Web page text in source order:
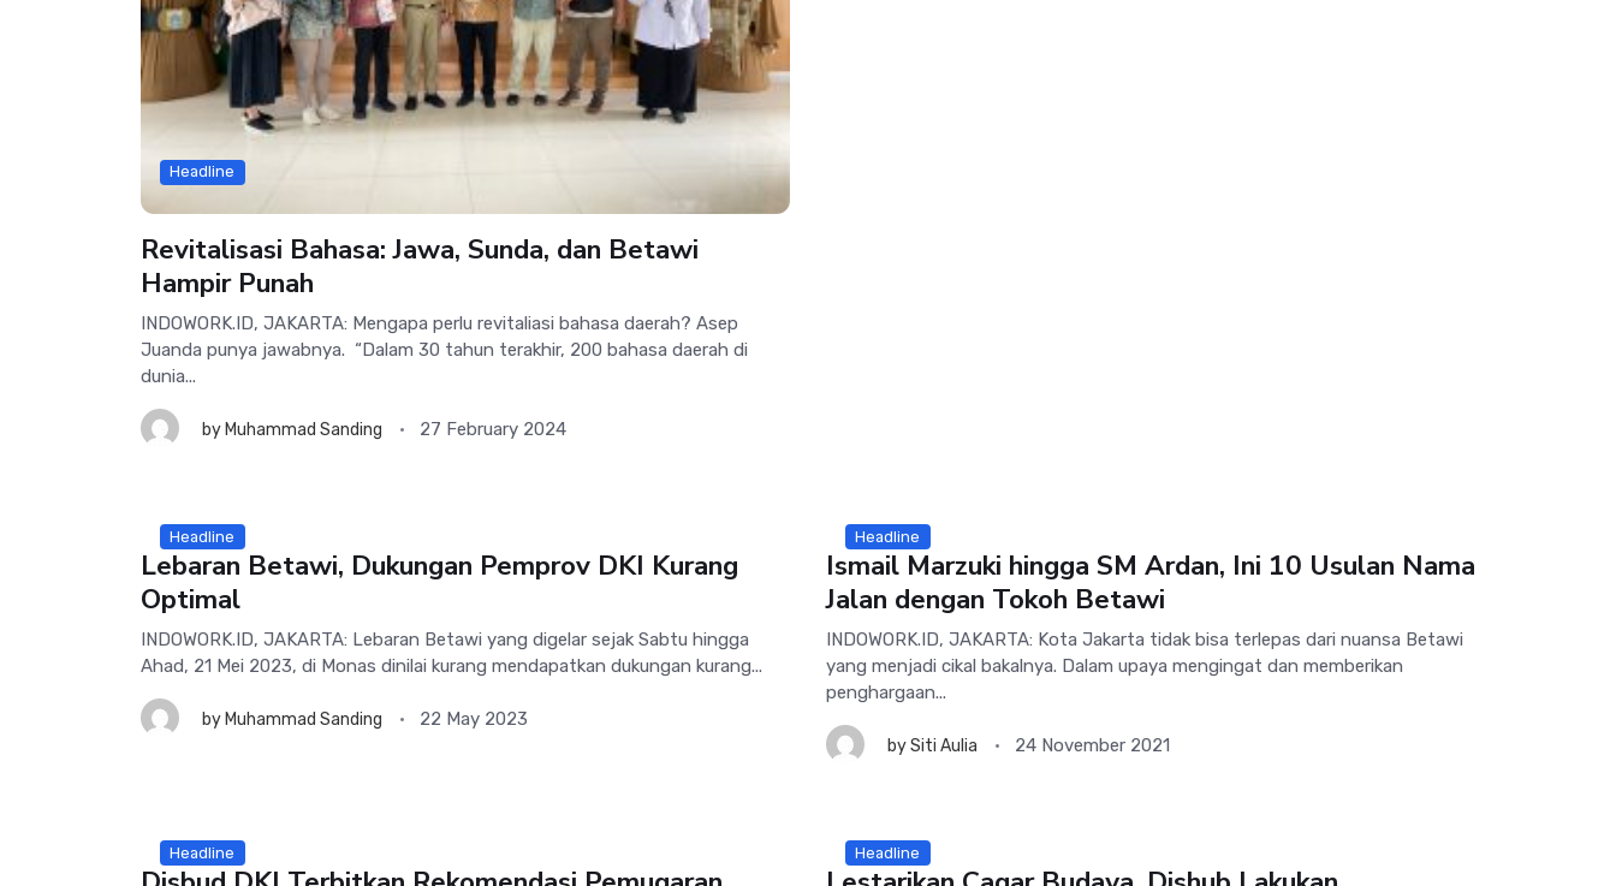
Headline
Revitalisasi Bahasa: Jawa, Sunda, dan Betawi
Hampir Punah
INDOWORK.ID, JAKARTA: Mengapa perlu revitaliasi bahasa daerah? Asep
Juanda punya jawabnya. “Dalam 30 tahun terakhir, 200 bahasa daerah di
dunia...
by Muhammad Sanding 27 February 2024
Headline
Lebaran Betawi, Dukungan Pemprov DKI Kurang
Optimal
INDOWORK.ID, JAKARTA: Lebaran Betawi yang digelar sejak Sabtu hingga
Ahad, 21 Mei 2023, di Monas dinilai kurang mendapatkan dukungan kurang...
by Muhammad Sanding 22 May 2023
Headline
Ismail Marzuki hingga SM Ardan, Ini 10 Usulan Nama
Jalan dengan Tokoh Betawi
INDOWORK.ID, JAKARTA: Kota Jakarta tidak bisa terlepas dari nuansa Betawi
yang menjadi cikal bakalnya. Dalam upaya mengingat dan memberikan
penghargaan...
bySiti Aulia 24 November 2021
Headline Headline